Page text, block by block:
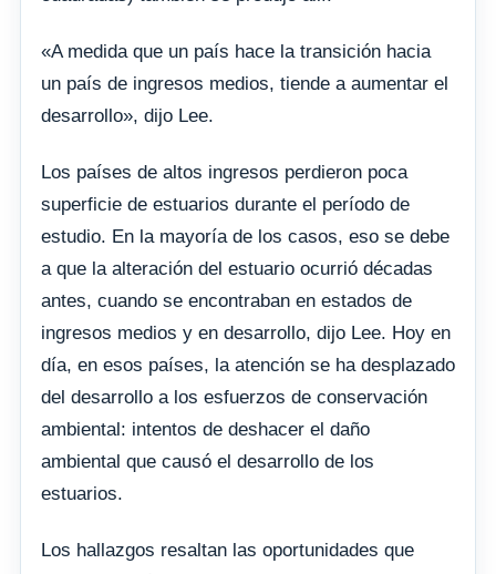
«A medida que un país hace la transición hacia
un país de ingresos medios, tiende a aumentar el
desarrollo», dijo Lee.
Los países de altos ingresos perdieron poca
superficie de estuarios durante el período de
estudio. En la mayoría de los casos, eso se debe
a que la alteración del estuario ocurrió décadas
antes, cuando se encontraban en estados de
ingresos medios y en desarrollo, dijo Lee. Hoy en
día, en esos países, la atención se ha desplazado
del desarrollo a los esfuerzos de conservación
ambiental: intentos de deshacer el daño
ambiental que causó el desarrollo de los
estuarios.
Los hallazgos resaltan las oportunidades que